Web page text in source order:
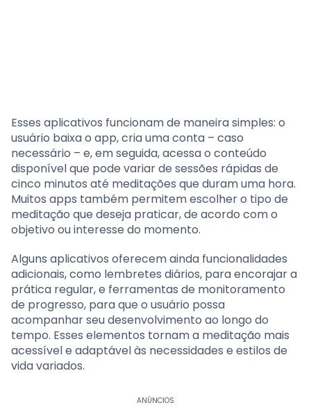
Esses aplicativos funcionam de maneira simples: o
usuário baixa o app, cria uma conta – caso
necessário – e, em seguida, acessa o conteúdo
disponível que pode variar de sessões rápidas de
cinco minutos até meditações que duram uma hora.
Muitos apps também permitem escolher o tipo de
meditação que deseja praticar, de acordo com o
objetivo ou interesse do momento.
Alguns aplicativos oferecem ainda funcionalidades
adicionais, como lembretes diários, para encorajar a
prática regular, e ferramentas de monitoramento
de progresso, para que o usuário possa
acompanhar seu desenvolvimento ao longo do
tempo. Esses elementos tornam a meditação mais
acessível e adaptável às necessidades e estilos de
vida variados.
ANÚNCIOS